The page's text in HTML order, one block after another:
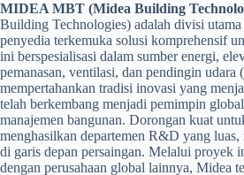
MIDEA MBT (Midea Building
Building Technologies) adalah divisi
penyedia terkemuka solusi komprehensif
ini berspesialisasi dalam sumber energi,
pemanasan, ventilasi, dan pendingin
mempertahankan tradisi inovasi yang
telah berkembang menjadi pemimpin
manajemen bangunan. Dorongan kuat
menghasilkan departemen R&D yang
di garis depan persaingan. Melalui proyek
dengan perusahaan global lainnya, Midea